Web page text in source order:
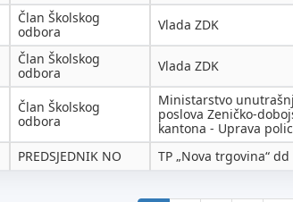
Član Školskog
odbora
Vlada ZDK
Član Školskog
odbora
Vlada ZDK
Član Školskog
odbora
Ministarstvo
poslova Zeničko-
kantona - Uprava
PREDSJEDNIK NO TP „Nova trgovina“ dd